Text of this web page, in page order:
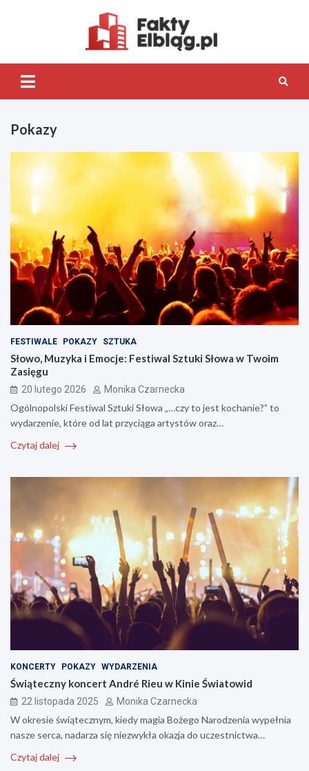
Pokazy
FESTIWALE POKAZY SZTUKA
Słowo, Muzyka i Emocje: Festiwal Sztuki Słowa w Twoim
Zasięgu
20 lutego 2026 Monika Czarnecka
Ogólnopolski Festiwal Sztuki Słowa „…czy to jest kochanie?” to
wydarzenie, które od lat przyciąga artystów oraz…
Czytaj dalej
KONCERTY POKAZY WYDARZENIA
Świąteczny koncert André Rieu w Kinie Światowid
22 listopada 2025 Monika Czarnecka
W okresie świątecznym, kiedy magia Bożego Narodzenia wypełnia
nasze serca, nadarza się niezwykła okazja do uczestnictwa…
Czytaj dalej